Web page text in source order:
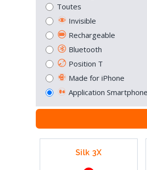
Toutes
Invisible
Rechargeable
Bluetooth
Position T
Made for iPhone
Application Smartphone
Silk 3X